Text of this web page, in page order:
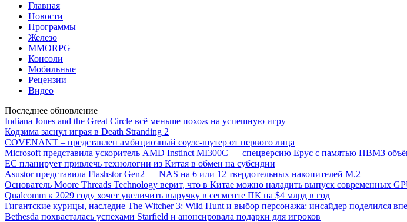
Главная
Новости
Программы
Железо
MMORPG
Консоли
Мобильные
Рецензии
Видео
Последнее обновление
Indiana Jones and the Great Circle всё меньше похож на успешную игру
Кодзима заснул играя в Death Stranding 2
COVENANT – представлен амбициозный соулс-шутер от первого лица
Microsoft представила ускоритель AMD Instinct MI300C — спецверсию Epyc с памятью HBM3
ЕС планирует привлечь технологии из Китая в обмен на субсидии
Asustor представила Flashstor Gen2 — NAS на 6 или 12 твердотельных накопителей M.2
Основатель Moore Threads Technology верит, что в Китае можно наладить выпуск современных
Qualcomm к 2029 году хочет увеличить выручку в сегменте ПК на $4 млрд в год
Гигантские курицы, наследие The Witcher 3: Wild Hunt и выбор персонажа: инсайдер поделился
Bethesda похвасталась успехами Starfield и анонсировала подарки для игроков